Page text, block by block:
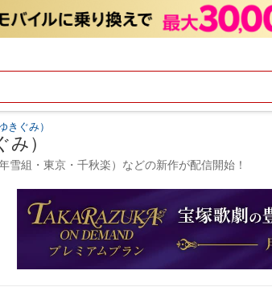
きぐみ）
）
雪組・東京・千秋楽）などの新作が配信開始！